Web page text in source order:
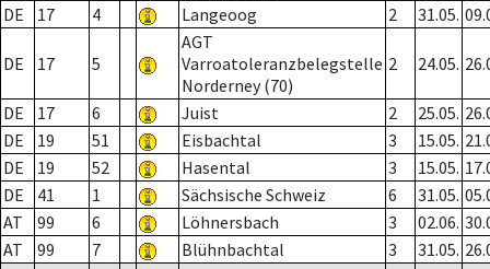
DE
17 4 Langeoog 2 31.05.
DE 17 5
AGT
Varroatoleranzbelegstelle
Norderney (70)
2 24.05.
DE 17 6 Juist 2 25.05.
DE
19 51 Eisbachtal 3 15.05.
DE
19 52 Hasental 3 15.05.
DE
41 1 Sächsische Schweiz 6 31.05.
AT
99 6 Löhnersbach 3 02.06.
AT
99 7 Blühnbachtal 3 31.05.